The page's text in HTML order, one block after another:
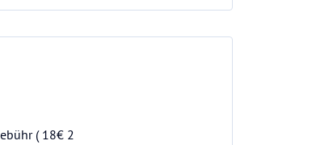
( 18€ 2